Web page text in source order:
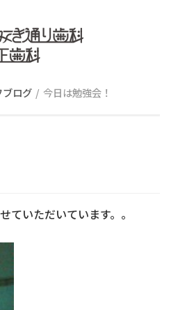
ログ 今日は勉強会！
いただいています。。